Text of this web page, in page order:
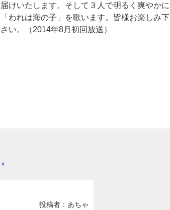
届けいたします。そして３人で明るく爽やかに
「われは海の子」を歌います。皆様お楽しみ下
さい。（2014年8月初回放送）
投稿者：あちゃ